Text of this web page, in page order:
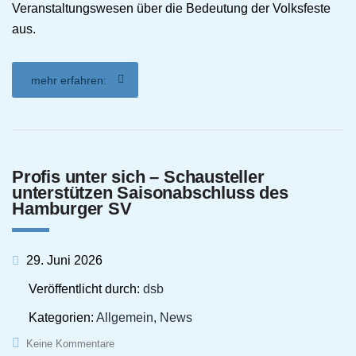
Veranstaltungswesen über die Bedeutung der Volksfeste
aus.
mehr erfahren:
Profis unter sich – Schausteller
unterstützen Saisonabschluss des
Hamburger SV
29. Juni 2026
Veröffentlicht durch: dsb
Kategorien: Allgemein, News
Keine Kommentare